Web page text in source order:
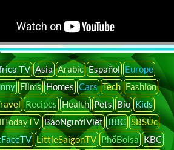
TV Asia Arabic Español Europe
Films Homes Cars Tech Fashion
Recipes Health Pets Bio Kids
BáoNgườiViệt BBC SBSÚc
LittleSaigonTV PhốBolsa KBC